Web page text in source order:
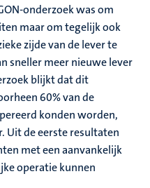
onderzoek was om
maar om tegelijk ook
zijde van de lever te
sneller meer nieuwe lever
blijkt dat dit
60% van de
konden worden,
Uit de eerste resultaten
met een aanvankelijk
operatie kunnen